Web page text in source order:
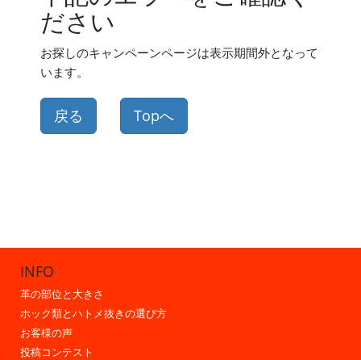
ださい
お探しのキャンペーンページは表示期間外となって
います。
戻る Topへ
INFO
革の部位と大きさ
ホック類とハトメ抜きの選び方
お客様の声
投稿コンテスト